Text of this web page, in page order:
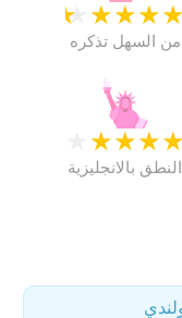
★
★
★
★
★
من السهل تذكره
★
★
★
★
النطق بالانجليزية